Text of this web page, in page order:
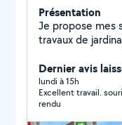
Présentation
Je propose mes
travaux de
l'écoute, je
vie.
Dernier avis
lundi à 15h
Excellent travail.
rendu